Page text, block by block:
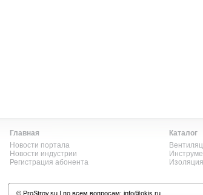
Главная
Новости портала
Новости индустрии
Регистрация абонента
Каталог
©ProStroy.su | по всем вопросам:info@okis.ru